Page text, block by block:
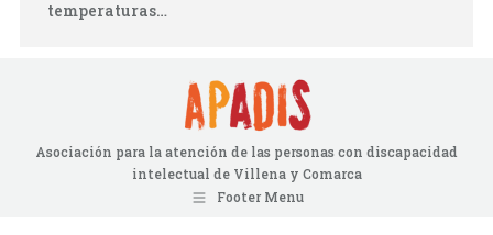
temperaturas…
Asociación para la atención de las personas con discapacidad
intelectual de Villena y Comarca
Footer Menu